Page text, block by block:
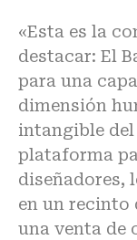
«Esta es la
destacar: El
para una
dimensión
intangible
plataforma
diseñadores,
en un recinto
una venta de